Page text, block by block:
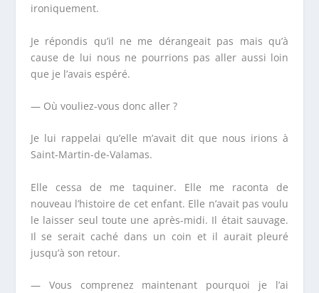
ironiquement.
Je répondis qu’il ne me dérangeait pas mais qu’à
cause de lui nous ne pourrions pas aller aussi loin
que je l’avais espéré.
— Où vouliez-vous donc aller ?
Je lui rappelai qu’elle m’avait dit que nous irions à
Saint-Martin-de-Valamas.
Elle cessa de me taquiner. Elle me raconta de
nouveau l’histoire de cet enfant. Elle n’avait pas voulu
le laisser seul toute une après-midi. Il était sauvage.
Il se serait caché dans un coin et il aurait pleuré
jusqu’à son retour.
— Vous comprenez maintenant pourquoi je l’ai